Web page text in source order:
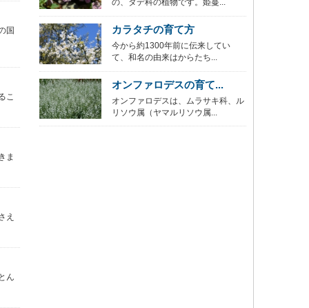
国
こ
ま
え
ん
の、タデ科の植物です。姫蔓...
カラタチの育て方
今から約1300年前に伝来してい
て、和名の由来はからたち...
オンファロデスの育て...
オンファロデスは、ムラサキ科、ル
リソウ属（ヤマルリソウ属...